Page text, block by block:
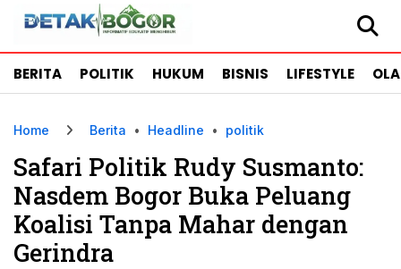
BERITA POLITIK HUKUM BISNIS LIFESTYLE
Home Berita • Headline • politik
Safari Politik Rudy Susmanto:
Nasdem Bogor Buka Peluang
Koalisi Tanpa Mahar dengan
Gerindra